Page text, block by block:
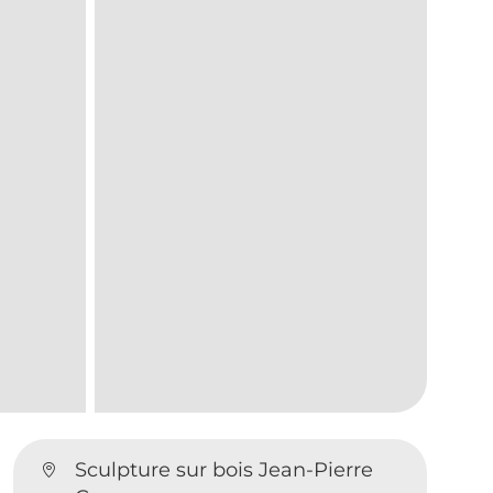
Sculpture sur bois Jean-Pierre